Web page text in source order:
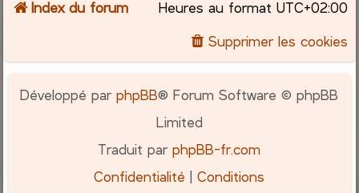
Index du forum Heures au format UTC+02:00
Supprimer les cookies
Développé parphpBB® Forum Software © phpBB
Limited
Traduit parphpBB-fr.com
Confidentialité |Conditions